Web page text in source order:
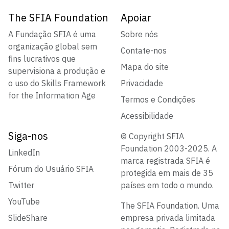
The SFIA Foundation
A Fundação SFIA é uma
organização global sem
fins lucrativos que
supervisiona a produção e
o uso do Skills Framework
for the Information Age
Apoiar
Sobre nós
Contate-nos
Mapa do site
Privacidade
Termos e Condições
Acessibilidade
Siga-nos
LinkedIn
Fórum do Usuário SFIA
Twitter
YouTube
SlideShare
© Copyright SFIA
Foundation 2003-2025. A
marca registrada SFIA é
protegida em mais de 35
países em todo o mundo.
The SFIA Foundation. Uma
empresa privada limitada